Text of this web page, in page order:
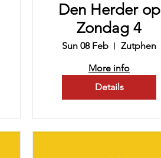
Den Herder op
Zondag 4
Sun 08 Feb
Zutphen
More info
Details